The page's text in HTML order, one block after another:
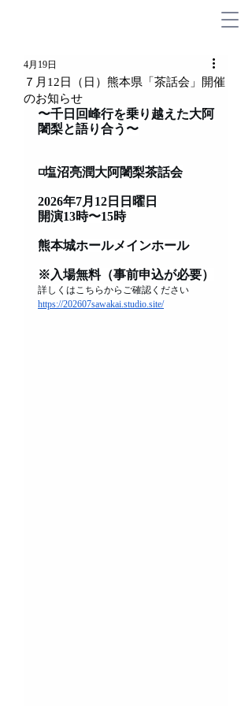
７月12日（日）熊本県「茶話会」開催
のお知らせ
4月19日
〜千日回峰行を乗り越えた大阿
闍梨と語り合う〜
◽️塩沼亮潤大阿闍梨茶話会
2026年7月12日日曜日
開演13時〜15時
熊本城ホールメインホール
※入場無料（事前申込が必要）
詳しくはこちらからご確認ください
https://202607sawakai.studio.site/